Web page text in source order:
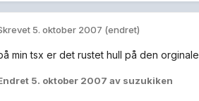
5. oktober 2007 (endret)
min tsx er det rustet hull på den
5. oktober 2007 av suzukiken